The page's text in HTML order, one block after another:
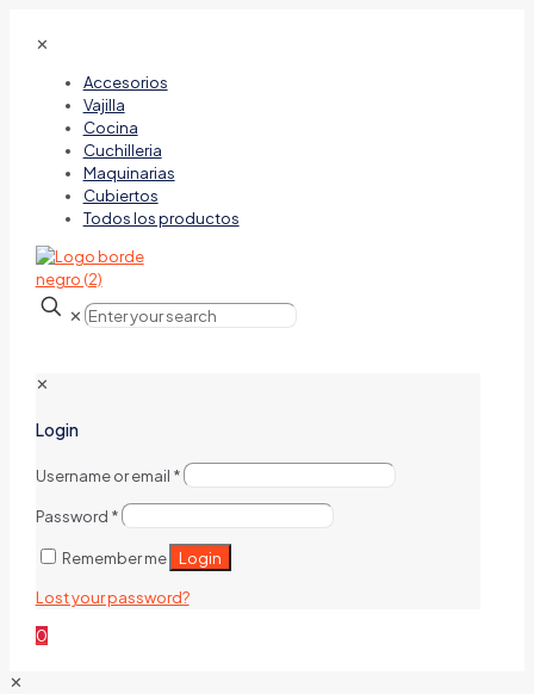
✕
Accesorios
Vajilla
Cocina
Cuchilleria
Maquinarias
Cubiertos
Todos los productos
✕
✕
Login
Username or email *
Password *
Remember me Login
Lost your password?
0
✕